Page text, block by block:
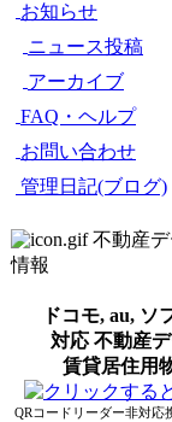
お知らせ
ニュース投稿
アーカイブ
FAQ・ヘルプ
お問い合わせ
管理日記(ブログ)
不動産デ
情報
ドコモ, au, ソ
対応 不動産
賃貸居住用
QRコードリーダー非対応